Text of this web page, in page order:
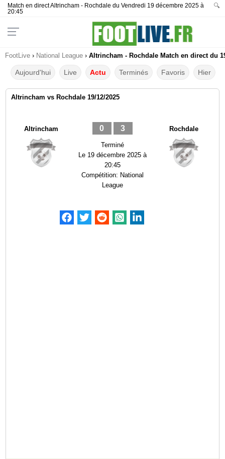
Match en direct Altrincham - Rochdale du Vendredi 19 décembre 2025 à
20:45
🔍
FootLive › National League › Altrincham - Rochdale Match en direct du
Aujourd'hui Live Actu Terminés Favoris Hier
Altrincham vs Rochdale 19/12/2025
Altrincham 0 3
Terminé
Le 19 décembre 2025 à
20:45
Compétition: National
League
Rochdale